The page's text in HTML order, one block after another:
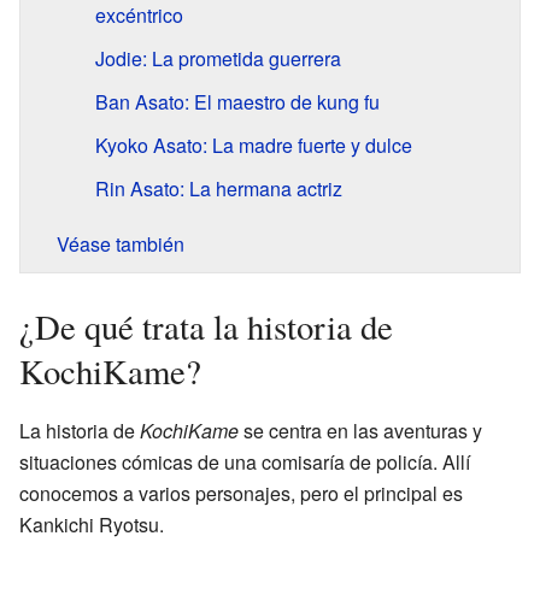
excéntrico
Jodie: La prometida guerrera
Ban Asato: El maestro de kung fu
Kyoko Asato: La madre fuerte y dulce
Rin Asato: La hermana actriz
Véase también
¿De qué trata la historia de
KochiKame?
La historia deKochiKamese centra en las aventuras y
situaciones cómicas de una comisaría de policía. Allí
conocemos a varios personajes, pero el principal es
Kankichi Ryotsu.